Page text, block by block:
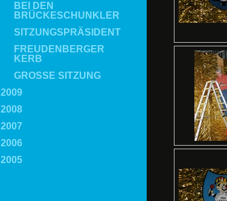
BEI DEN
BRÜCKESCHUNKLER
SITZUNGSPRÄSIDENT
FREUDENBERGER
KERB
GROSSE SITZUNG
2009
2008
2007
2006
2005